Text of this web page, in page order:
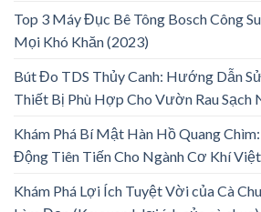
Top 3 Máy Đục Bê Tông Bosch Công
Mọi Khó Khăn (2023)
Bút Đo TDS Thủy Canh: Hướng Dẫn
Thiết Bị Phù Hợp Cho Vườn Rau Sạch
Khám Phá Bí Mật Hàn Hồ Quang
Động Tiên Tiến Cho Ngành Cơ Khí
Khám Phá Lợi Ích Tuyệt Vời của Cà